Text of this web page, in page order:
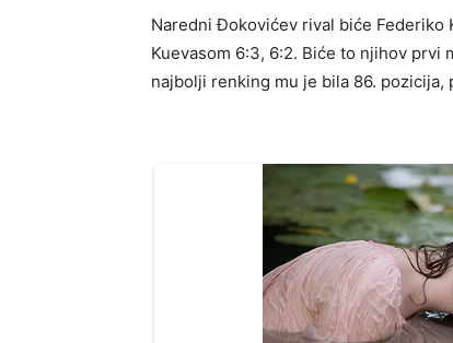
Naredni Đokovićev rival biće Federiko
Kuevasom 6:3, 6:2. Biće to njihov prvi
najbolji renking mu je bila 86. pozicija,